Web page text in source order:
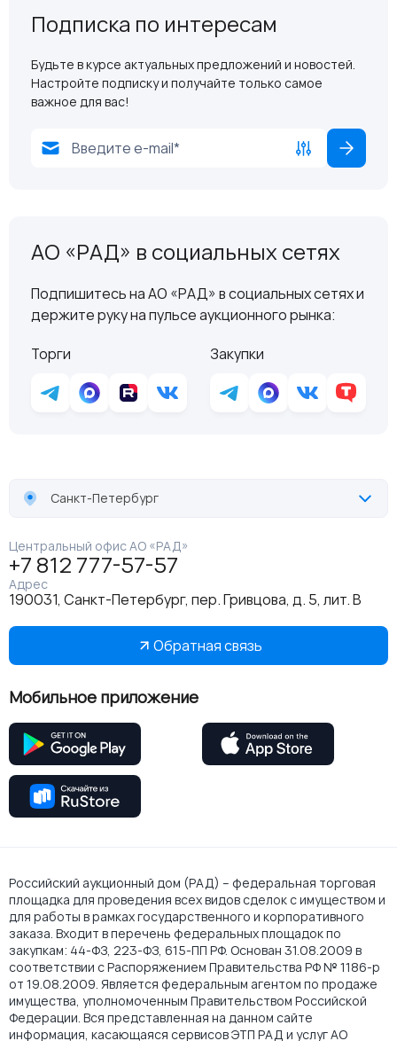
Подписка по интересам
Будьте в курсе актуальных предложений и новостей.
Настройте подписку и получайте только самое
важное для вас!
АО «РАД» в социальных сетях
Подпишитесь на АО «РАД» в социальных сетях и
держите руку на пульсе аукционного рынка:
Торги
Закупки
Санкт-Петербург
Центральный офис АО «РАД»
+7 812 777-57-57
Адрес
190031, Санкт-Петербург, пер. Гривцова, д. 5, лит. В
Обратная связь
Мобильное приложение
Российский аукционный дом (РАД) – федеральная торговая
площадка для проведения всех видов сделок с имуществом и
для работы в рамках государственного и корпоративного
заказа. Входит в перечень федеральных площадок по
закупкам: 44-ФЗ, 223-ФЗ, 615-ПП РФ. Основан 31.08.2009 в
соответствии с Распоряжением Правительства РФ № 1186-р
от 19.08.2009. Является федеральным агентом по продаже
имущества, уполномоченным Правительством Российской
Федерации. Вся представленная на данном сайте
информация, касающаяся сервисов ЭТП РАД и услуг АО